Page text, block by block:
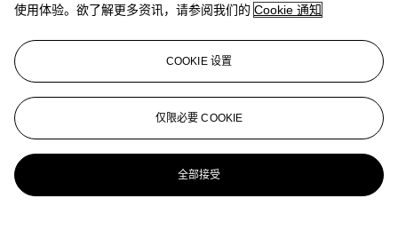
使用体验。欲了解更多资讯，请参阅我们的 Cookie 通知
COOKIE 设置
仅限必要 COOKIE
全部接受